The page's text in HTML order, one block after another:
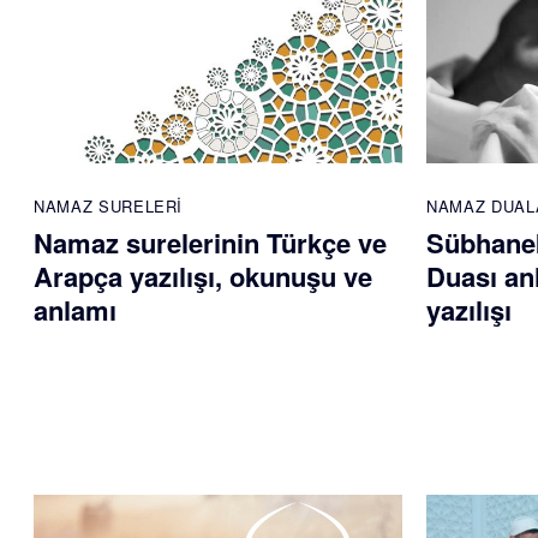
NAMAZ SURELERI
Namaz surelerinin Türkçe ve
Arapça yazılışı, okunuşu ve
anlamı
NAMAZ
Duası
yazılışı